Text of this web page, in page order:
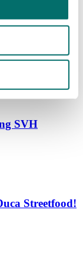
SVH
Streetfood!